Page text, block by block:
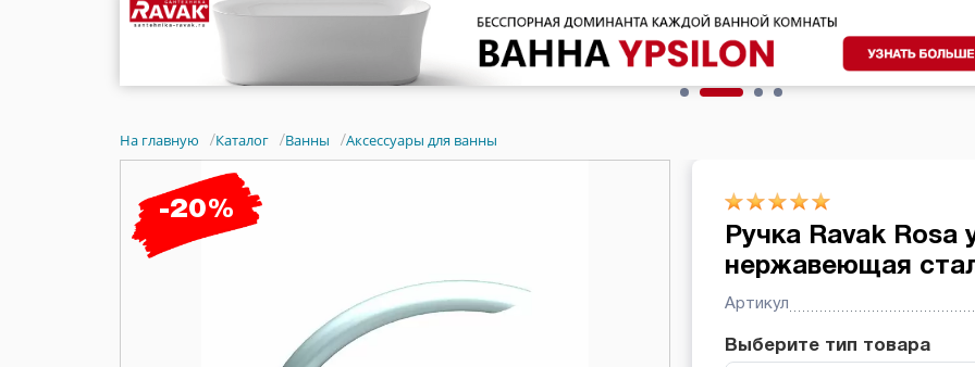
На главную /Каталог /Ванны /Аксессуары для ванны
-20%
Ручка Ravak Rosa
нержавеющая
Артикул
Выберите тип товара